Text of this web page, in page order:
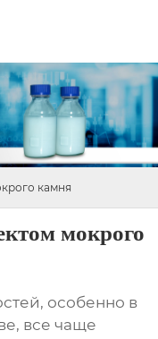
камня
мокрого
особенно в
все чаще